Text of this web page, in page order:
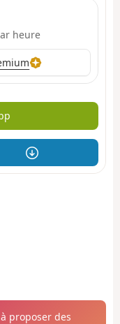
heure
proposer des